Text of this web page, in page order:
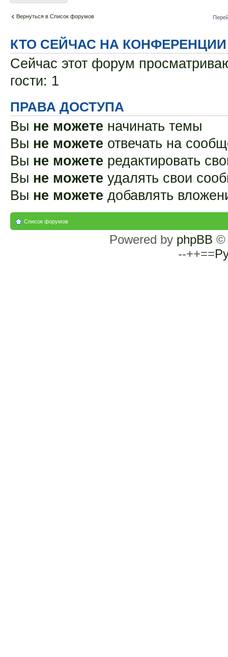
Вернуться в Список форумов
КТО СЕЙЧАС НА КОНФЕРЕНЦИИ
Сейчас этот форум
гости: 1
ПРАВА ДОСТУПА
Вы не можете начинать темы
Вы не можете отвечать на
Вы не можете редактировать
Вы не можете удалять свои
Вы не можете добавлять
Список форумов
Powered by phpBB ©
--++==